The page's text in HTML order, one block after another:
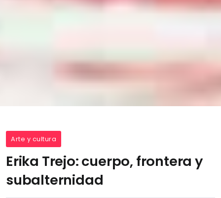
Arte y cultura
Erika Trejo: cuerpo, frontera y
subalternidad